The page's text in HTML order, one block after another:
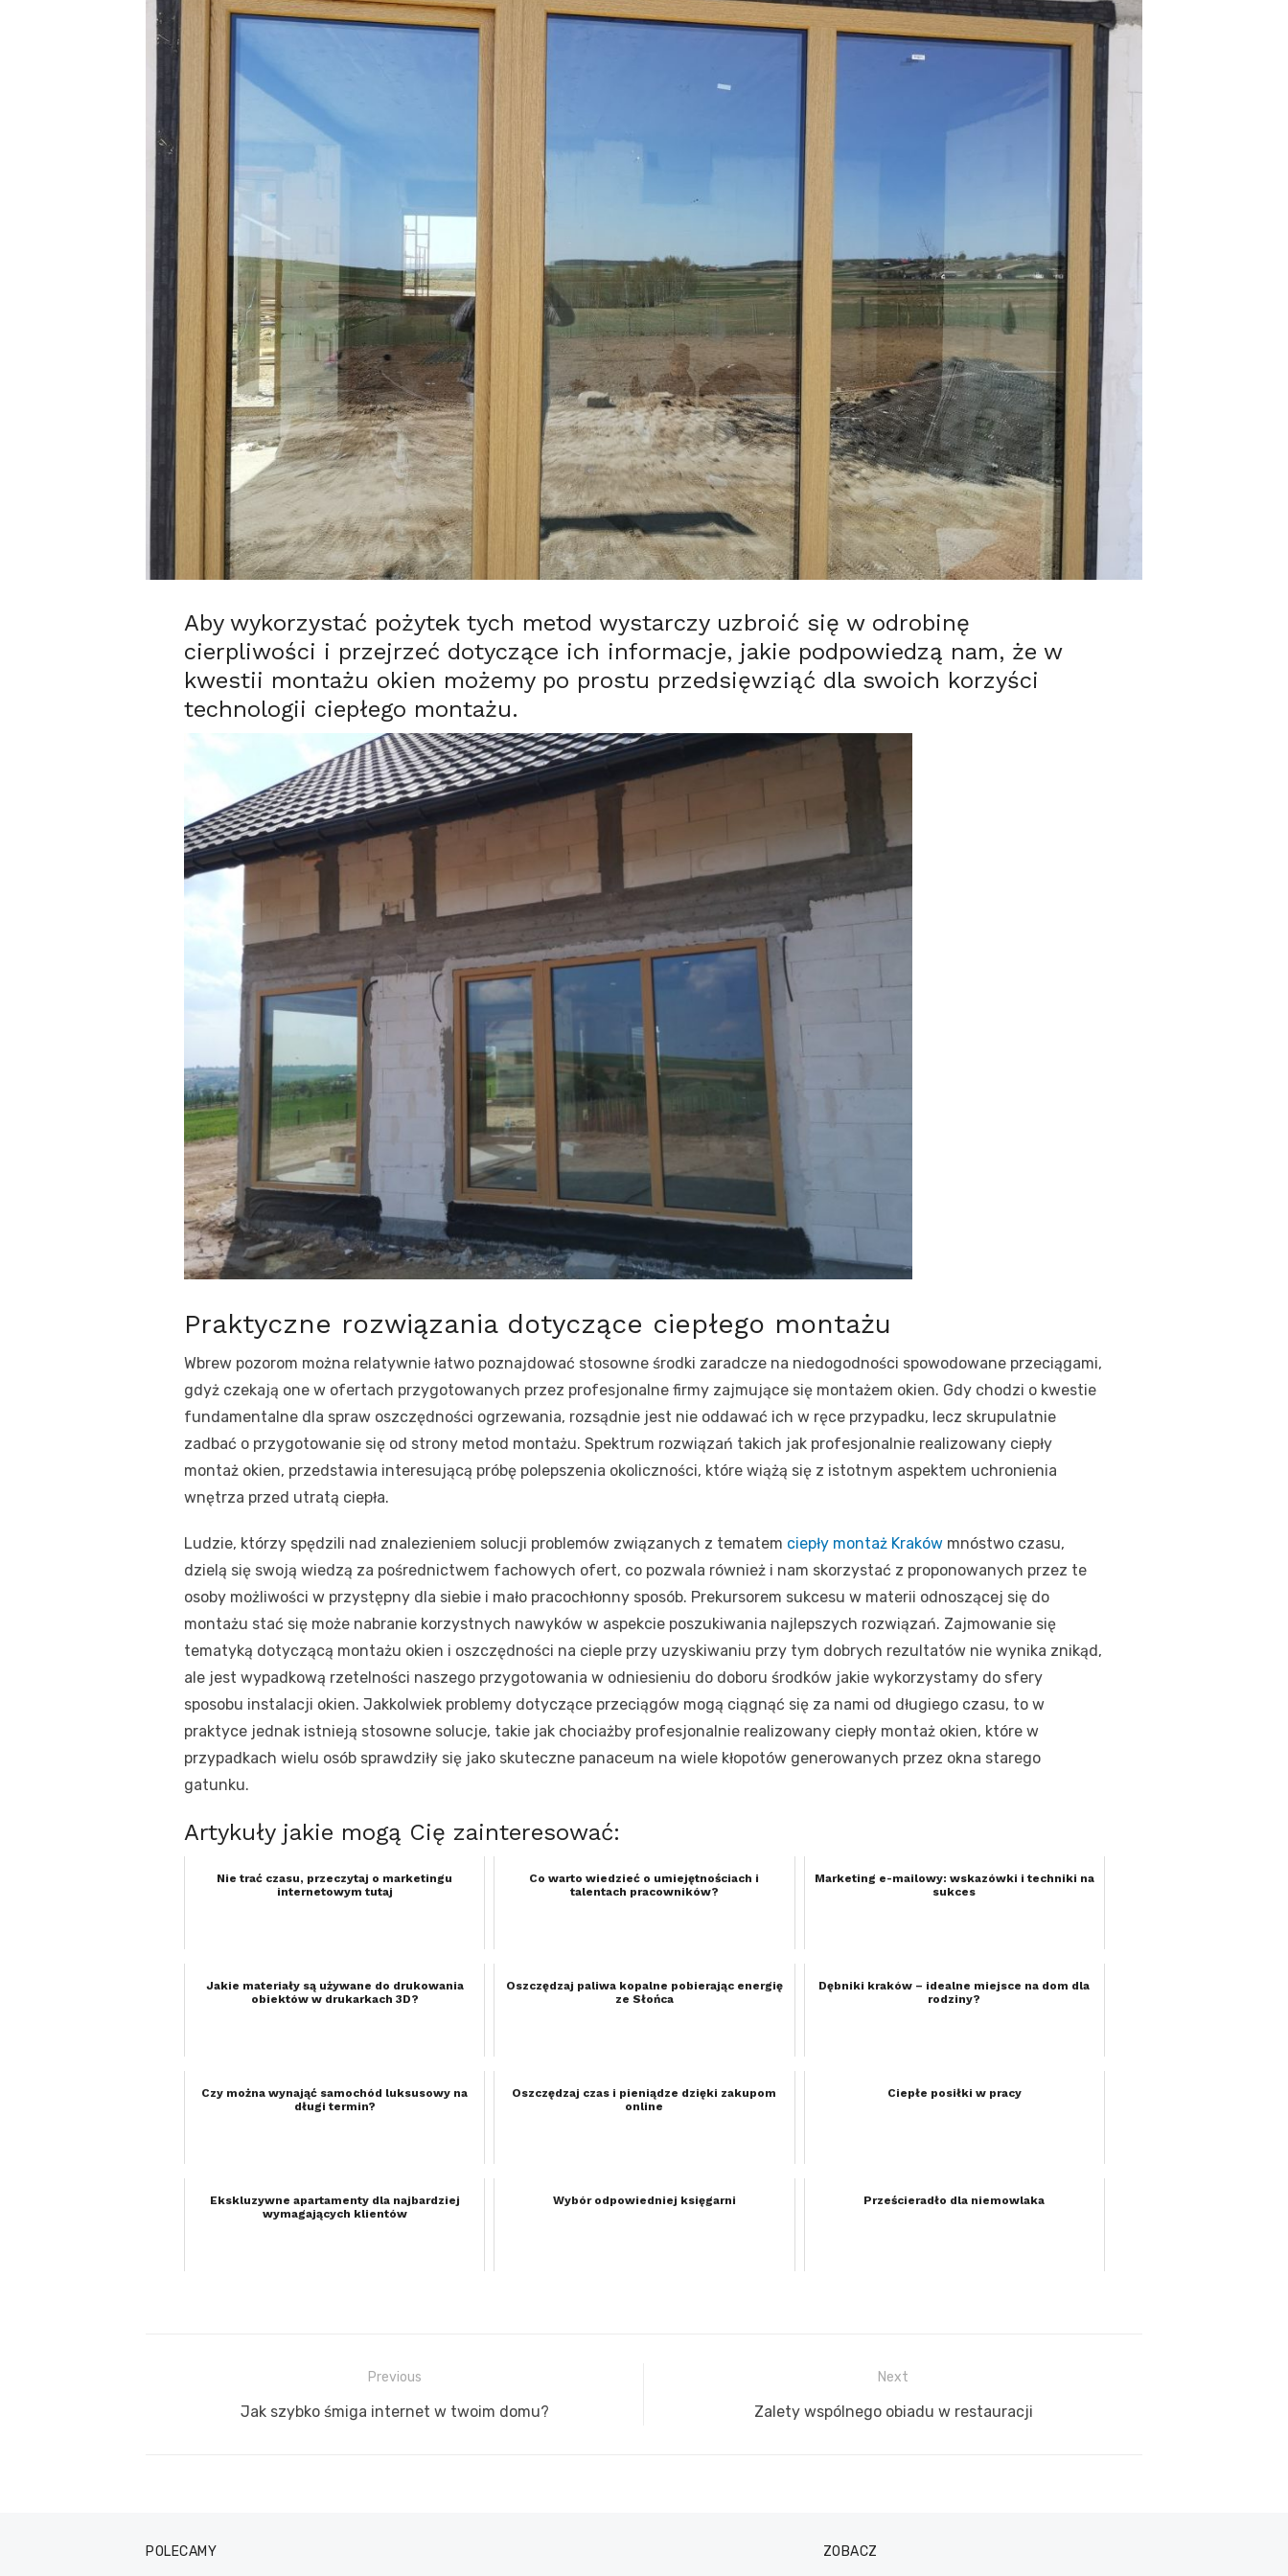
Aby wykorzystać pożytek tych metod wystarczy uzbroić się w odrobinę
cierpliwości i przejrzeć dotyczące ich informacje, jakie podpowiedzą nam, że w
kwestii montażu okien możemy po prostu przedsięwziąć dla swoich korzyści
technologii ciepłego montażu.
Praktyczne rozwiązania dotyczące ciepłego montażu
Wbrew pozorom można relatywnie łatwo poznajdować stosowne środki zaradcze na niedogodności spowodowane przeciągami,
gdyż czekają one w ofertach przygotowanych przez profesjonalne firmy zajmujące się montażem okien. Gdy chodzi o kwestie
fundamentalne dla spraw oszczędności ogrzewania, rozsądnie jest nie oddawać ich w ręce przypadku, lecz skrupulatnie
zadbać o przygotowanie się od strony metod montażu. Spektrum rozwiązań takich jak profesjonalnie realizowany ciepły
montaż okien, przedstawia interesującą próbę polepszenia okoliczności, które wiążą się z istotnym aspektem uchronienia
wnętrza przed utratą ciepła.
Ludzie, którzy spędzili nad znalezieniem solucji problemów związanych z tematem ciepły montaż Kraków mnóstwo czasu,
dzielą się swoją wiedzą za pośrednictwem fachowych ofert, co pozwala również i nam skorzystać z proponowanych przez te
osoby możliwości w przystępny dla siebie i mało pracochłonny sposób. Prekursorem sukcesu w materii odnoszącej się do
montażu stać się może nabranie korzystnych nawyków w aspekcie poszukiwania najlepszych rozwiązań. Zajmowanie się
tematyką dotyczącą montażu okien i oszczędności na cieple przy uzyskiwaniu przy tym dobrych rezultatów nie wynika znikąd,
ale jest wypadkową rzetelności naszego przygotowania w odniesieniu do doboru środków jakie wykorzystamy do sfery
sposobu instalacji okien. Jakkolwiek problemy dotyczące przeciągów mogą ciągnąć się za nami od długiego czasu, to w
praktyce jednak istnieją stosowne solucje, takie jak chociażby profesjonalnie realizowany ciepły montaż okien, które w
przypadkach wielu osób sprawdziły się jako skuteczne panaceum na wiele kłopotów generowanych przez okna starego
gatunku.
Artykuły jakie mogą Cię zainteresować:
Nie trać czasu, przeczytaj o marketingu
internetowym tutaj
Co warto wiedzieć o umiejętnościach i
talentach pracowników?
Marketing e-mailowy: wskazówki i techniki na
sukces
Jakie materiały są używane do drukowania
obiektów w drukarkach 3D?
Oszczędzaj paliwa kopalne pobierając energię
ze Słońca
Dębniki kraków – idealne miejsce na dom dla
rodziny?
Czy można wynająć samochód luksusowy na
długi termin?
Oszczędzaj czas i pieniądze dzięki zakupom
online
Ciepłe posiłki w pracy
Ekskluzywne apartamenty dla najbardziej
wymagających klientów
Wybór odpowiedniej księgarni Prześcieradło dla niemowlaka
Nawigacja
Previous
Previous
Jak szybko śmiga internet w twoim domu?
Next
Next
Zalety wspólnego obiadu w restauracji
POLECAMY ZOBACZ